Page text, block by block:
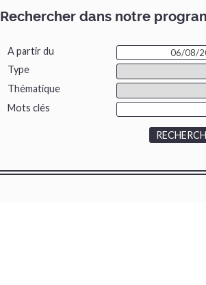
Rechercher dans notre
A partir du
Type
Thématique
Mots clés